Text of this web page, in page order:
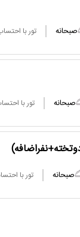
صبحانه تور با
صبحانه تور با
صبحانه تور با